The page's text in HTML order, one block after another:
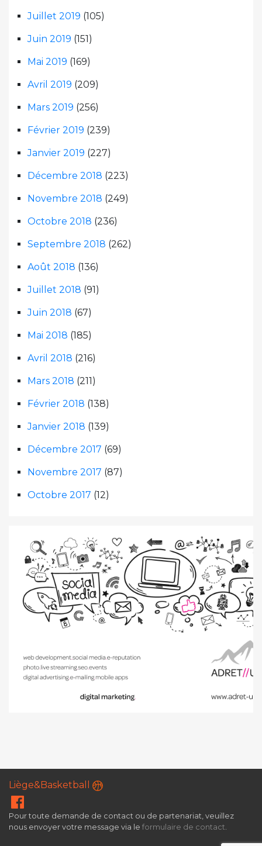
Juillet 2019 (105)
Juin 2019 (151)
Mai 2019 (169)
Avril 2019 (209)
Mars 2019 (256)
Février 2019 (239)
Janvier 2019 (227)
Décembre 2018 (223)
Novembre 2018 (249)
Octobre 2018 (236)
Septembre 2018 (262)
Août 2018 (136)
Juillet 2018 (91)
Juin 2018 (67)
Mai 2018 (185)
Avril 2018 (216)
Mars 2018 (211)
Février 2018 (138)
Janvier 2018 (139)
Décembre 2017 (69)
Novembre 2017 (87)
Octobre 2017 (12)
Liège&Basketball
Pour toute demande de contact ou de partenariat, veuillez
nous envoyer votre message via le formulaire de contact.